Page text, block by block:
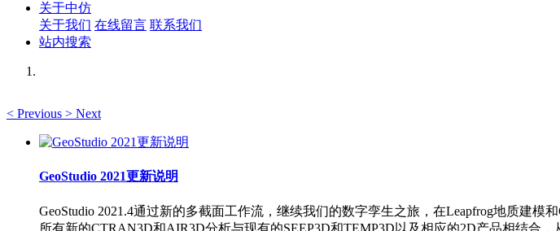
关于中仿
关于我们 在线留言 联系我们
站内搜索
< Previous > Next
GeoStudio 2021更新说明
GeoStudio 2021.4通过新的多截面工作流，继续我们的数字孪生之旅，在Leapfrog地质建
所有新的CTRAN3D和AIR3D分析与现有的SEEP3D和TEMP3D以及相应的2D产品相结合，